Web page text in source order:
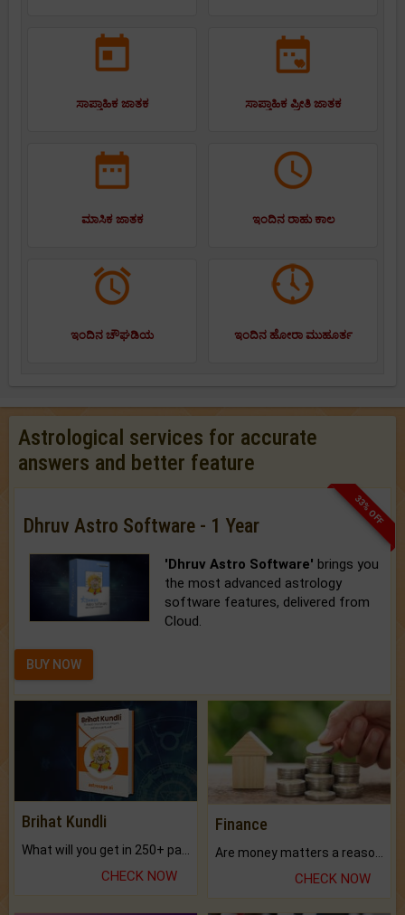
ಸಾಪ್ತಾಹಿಕ ಜಾತಕ ಸಾಪ್ತಾಹಿಕ ಪ್ರೀತಿ ಜಾತಕ
ಮಾಸಿಕ ಜಾತಕ ಇಂದಿನ ರಾಹು ಕಾಲ
ಇಂದಿನ ಚೌಘಡಿಯ ಇಂದಿನ ಹೋರಾ ಮುಹೂರ್ತ
Astrological services for accurate
answers and better feature
33% OFF
Dhruv Astro Software - 1 Year
'Dhruv Astro Software' brings you
the most advanced astrology
software features, delivered from
Cloud.
BUY NOW
Brihat Kundli
CHECK NOW
Finance
CHECK NOW